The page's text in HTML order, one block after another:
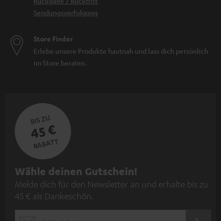
Verwandte Themen:
Minilautsprecher
Lautsprechersysteme
kabellose Lautsprecher
Sendungsverfolgung
Store Finder
Erlebe unsere Produkte hautnah und lass dich persönlich
im Store beraten.
BIS ZU
45 €
RABATT
N
e
w
Wähle deinen Gutschein!
Melde dich für den Newsletter an und erhalte bis zu
45 € als Dankeschön.